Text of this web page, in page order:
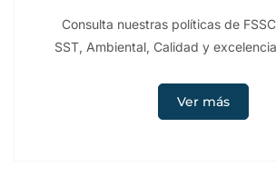
Consulta nuestras políticas de
SST, Ambiental, Calidad y
Ver más